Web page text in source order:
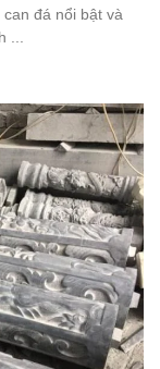
can đá nổi bật và
...